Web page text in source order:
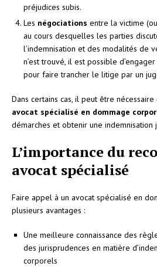
préjudices subis.
Les négociations entre la victime
au cours desquelles les parties
l’indemnisation et des modalités de
n’est trouvé, il est possible
pour faire trancher le litige par un
Dans certains cas, il peut être nécessaire
avocat spécialisé en dommage
démarches et obtenir une indemnisation
L’importance du
avocat spécialisé
Faire appel à un avocat spécialisé en
plusieurs avantages :
Une meilleure connaissance des
des jurisprudences en matière
corporels